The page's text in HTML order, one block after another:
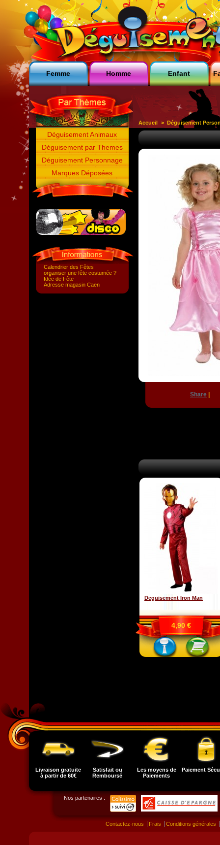
Femme Homme Enfant
Déguisement Animaux
Déguisement par Themes
Déguisement Personnage
Marques Déposées
Calendrier des Fêtes
organiser une fête costumée ?
Idée de Fête
Adresse magasin Caen
Accueil > Déguisement
Share
Deguisement Iron Man
4,90 €
Livraison gratuite
à partir de 60€
Satisfait ou
Remboursé
Les moyens de
Paiements
Paiement
Nos partenaires :
Contactez-nous Frais Conditions générales